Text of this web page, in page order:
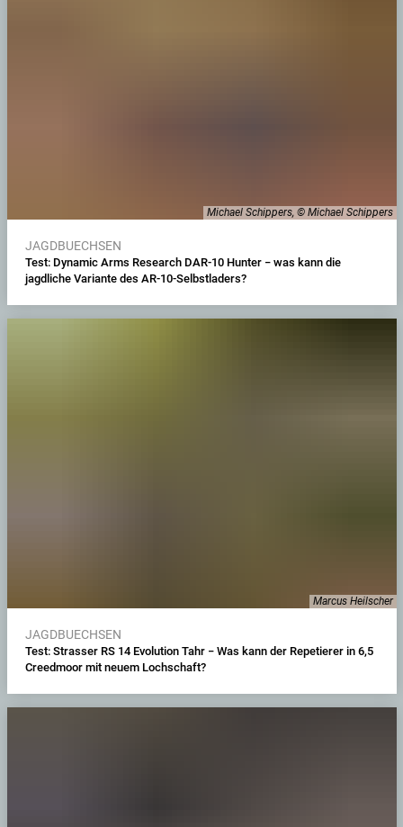
Michael Schippers, © Michael Schippers
JAGDBUECHSEN
Test: Dynamic Arms Research DAR-10 Hunter − was kann die
jagdliche Variante des AR-10-Selbstladers?
Marcus Heilscher
JAGDBUECHSEN
Test: Strasser RS 14 Evolution Tahr − Was kann der Repetierer in 6,5
Creedmoor mit neuem Lochschaft?